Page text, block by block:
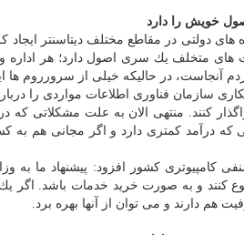
خویش را دارد
های دولتی در مقاطع مختلف دیتاسنتر
متخلف یك سری اصول دارد؛ هر اداره و
آنجاست، در حالیكه خیلی از سرورروم ها
سازمان فناوری اطلاعات مواردی را
كنند. منتهی الان به علت مشكلاتی كه
كه درآمد كمتری دارد و اگر مجانی هم به
كامپیوتری كشور افزود: پیشنهاد ما به
كنند و به صورت خرید خدمات باشد. اگر
هم دارند و می توان از آنها بهره برد.